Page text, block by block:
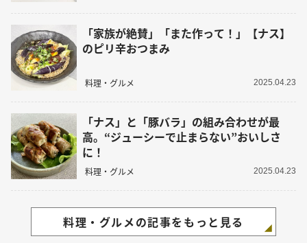
「家族が絶賛」「また作って！」【ナス】
のピリ辛おつまみ
料理・グルメ 2025.04.23
「ナス」と「豚バラ」の組み合わせが最
高。“ジューシーで止まらない”おいしさ
に！
料理・グルメ 2025.04.23
料理・グルメの記事をもっと見る